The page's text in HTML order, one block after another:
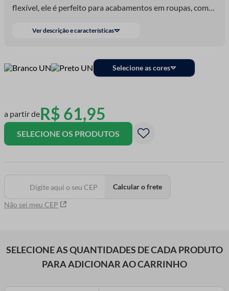
flexível, ele é perfeito para acabamentos em roupas, como
Ver descrição e características
Selecione as cores
a partir deR$ 61,95
SELECIONE OS PRODUTOS
Não sei meu CEP
Calcular o frete
SELECIONE AS QUANTIDADES DE CADA PRODUTO
PARA ADICIONAR AO CARRINHO